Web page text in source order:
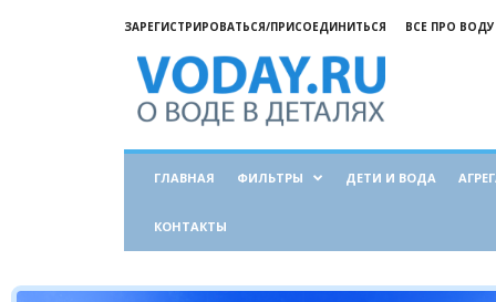
ЗАРЕГИСТРИРОВАТЬСЯ/ПРИСОЕДИНИТЬСЯ ВСЕ ПРО ВОДУ
воде
ГЛАВНАЯ ФИЛЬТРЫ ДЕТИ И ВОДА
КОНТАКТЫ